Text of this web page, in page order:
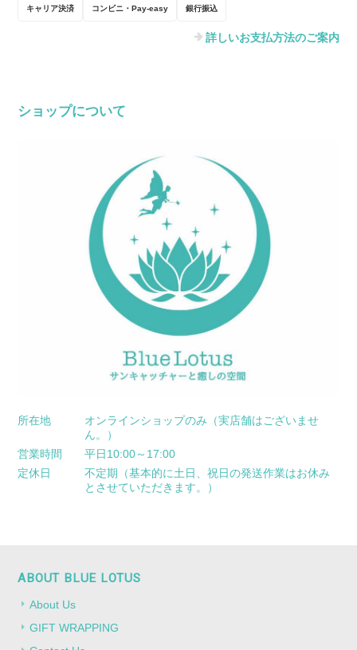
キャリア決済 コンビニ・Pay-easy 銀行振込
詳しいお支払方法のご案内
ショップについて
所在地
オンラインショップのみ（実店舗はございませ
ん。）
営業時間
平日10:00～17:00
定休日
不定期（基本的に土日、祝日の発送作業はお休み
とさせていただきます。）
ABOUT BLUE LOTUS
About Us
GIFT WRAPPING